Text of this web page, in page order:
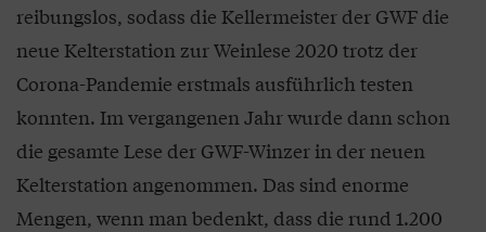
reibungslos, sodass die Kellermeister der GWF die
neue Kelterstation zur Weinlese 2020 trotz der
Corona-Pandemie erstmals ausführlich testen
konnten. Im vergangenen Jahr wurde dann schon
die gesamte Lese der GWF-Winzer in der neuen
Kelterstation angenommen. Das sind enorme
Mengen, wenn man bedenkt, dass die rund 1.200